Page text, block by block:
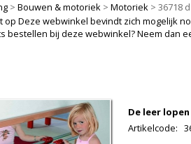
> Bouwen & motoriek > Motoriek > 36718
op Deze webwinkel bevindt zich mogelijk
bestellen bij deze webwinkel? Neem dan
De leer
Artikelcode: